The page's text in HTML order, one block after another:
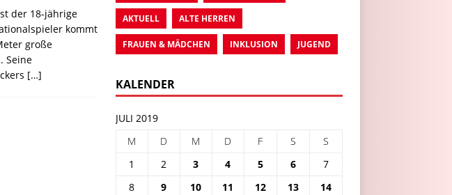
der 18-jährige
kommt
große
Seine
[…]
AKTUELL ALTE HERREN
FRAUEN & MÄDCHEN INKLUSION JUGEND
KALENDER
JULI 2019
M
D M D F S
S
1
2 3 4 5 6
7
8
9 10 11 12 13 14